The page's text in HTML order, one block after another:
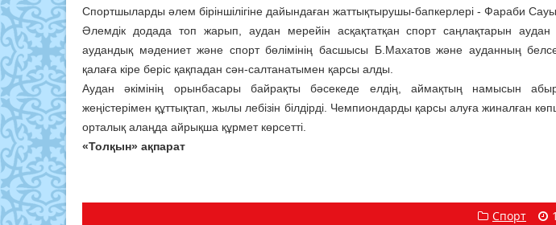
Спортшыларды әлем біріншілігіне дайындаған жаттықтырушы-бапкерлері - Фараби
Әлемдік додада топ жарып, аудан мерейін асқақтатқан спорт саңлақтарын
аудандық мәдениет және спорт бөлімінің басшысы Б.Махатов және ауданның
қалаға кіре беріс қақпадан сән-салтанатымен қарсы алды.
Аудан әкімінің орынбасары байрақты бәсекеде елдің, аймақтың намысын
жеңістерімен құттықтап, жылы лебізін білдірді. Чемпиондарды қарсы алуға жиналған
орталық алаңда айрықша құрмет көрсетті.
«Толқын» ақпарат
Спорт